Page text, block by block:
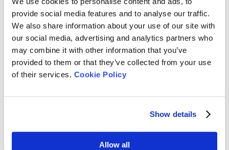
provide social media features and to analyse our traffic.
We also share information about your use of our site with
our social media, advertising and analytics partners who
may combine it with other information that you’ve
provided to them or that they’ve collected from your use
of their services. Cookie Policy
Show details
Allow all
Corindón (Al2O3)
Cómo medir el tamaño
de las partículas de los
cosméticos
Cómo medir el tamaño
en polvo